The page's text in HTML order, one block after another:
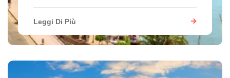
Leggi Di Più